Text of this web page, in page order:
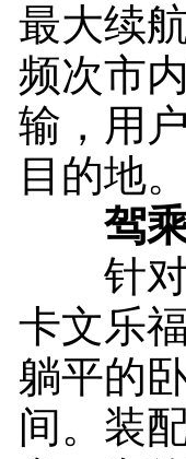
最大续
频次市
输，用
目的地。
驾乘
针对
卡文乐
躺平的
间。装